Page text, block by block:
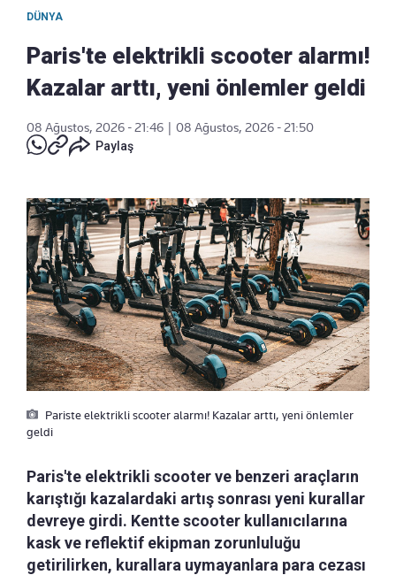
DÜNYA
Paris'te elektrikli scooter alarmı!
Kazalar arttı, yeni önlemler geldi
08 Ağustos, 2026 - 21:46
08 Ağustos, 2026 - 21:50
Paylaş
Pariste elektrikli scooter alarmı! Kazalar arttı, yeni önlemler
geldi
Paris'te elektrikli scooter ve benzeri araçların
karıştığı kazalardaki artış sonrası yeni kurallar
devreye girdi. Kentte scooter kullanıcılarına
kask ve reflektif ekipman zorunluluğu
getirilirken, kurallara uymayanlara para cezası